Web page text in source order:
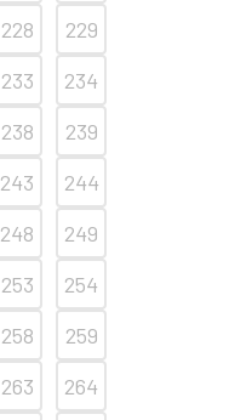
228
229
233
234
238
239
243
244
248
249
253
254
258
259
263
264